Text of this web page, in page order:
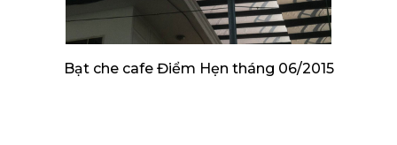
Bạt che cafe Điểm Hẹn tháng 06/2015